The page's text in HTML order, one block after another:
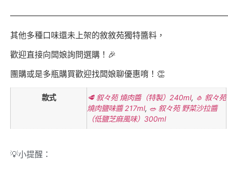
其他多種口味還未上架的敘敘苑獨特醬料，
歡迎直接向闆娘詢問選購！🎉
團購或是多瓶購買歡迎找闆娘聊優惠唷！👏
款式 🥩 叙々苑 燒肉醬（特製）240ml, 🧄 叙々苑
燒肉鹽味醬 217ml, 🥗 叙々苑 野菜沙拉醬
（低鹽芝麻風味）300ml
💡小提醒：